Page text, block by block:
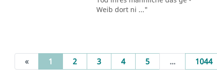
Weib dort ni ..."
« 1 (current)
2 3 4 5 ... 1044